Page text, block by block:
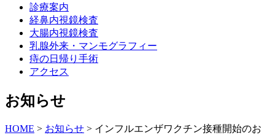
診療案内
経鼻内視鏡検査
大腸内視鏡検査
乳腺外来・マンモグラフィー
痔の日帰り手術
アクセス
お知らせ
HOME > お知らせ > インフルエンザワクチン接種開始のお